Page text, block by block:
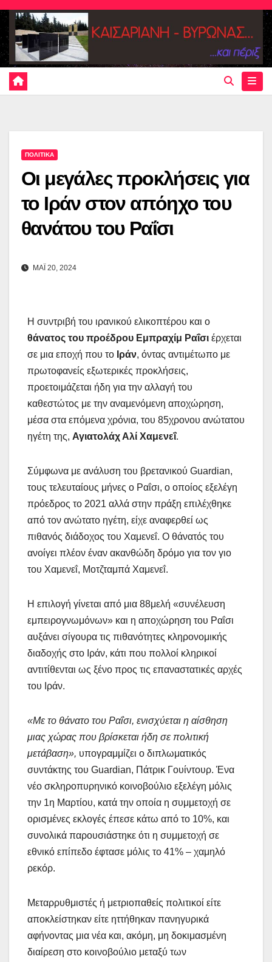
Skip
content
ΠΟΛΙΤΙΚΑ
Οι μεγάλες προκλήσεις για
το Ιράν στον απόηχο του
θανάτου του Ραΐσι
ΜΑΪ 20, 2024
Η συντριβή του ιρανικού ελικοπτέρου και ο
θάνατος του προέδρου Εμπραχίμ Ραΐσι έρχεται
σε μια εποχή που το Ιράν, όντας αντιμέτωπο με
πρωτοφανείς εξωτερικές προκλήσεις,
προετοιμάζεται ήδη για την αλλαγή του
καθεστώτος με την αναμενόμενη αποχώρηση,
μέσα στα επόμενα χρόνια, του 85χρονου ανώτατου
ηγέτη της, Αγιατολάχ Αλί Χαμενεΐ.
Σύμφωνα με ανάλυση του βρετανικού Guardian,
τους τελευταίους μήνες ο Ραΐσι, ο οποίος εξελέγη
πρόεδρος το 2021 αλλά στην πράξη επιλέχθηκε
από τον ανώτατο ηγέτη, είχε αναφερθεί ως
πιθανός διάδοχος του Χαμενεΐ. Ο θάνατός του
ανοίγει πλέον έναν ακανθώδη δρόμο για τον γιο
του Χαμενεΐ, Μοτζταμπά Χαμενεΐ.
Η επιλογή γίνεται από μια 88μελή «συνέλευση
εμπειρογνωμόνων» και η αποχώρηση του Ραΐσι
αυξάνει σίγουρα τις πιθανότητες κληρονομικής
διαδοχής στο Ιράν, κάτι που πολλοί κληρικοί
αντιτίθενται ως ξένο προς τις επαναστατικές αρχές
του Ιράν.
«Με το θάνατο του Ραΐσι, ενισχύεται η αίσθηση
μιας χώρας που βρίσκεται ήδη σε πολιτική
μετάβαση», υπογραμμίζει ο διπλωματικός
συντάκτης του Guardian, Πάτρικ Γουίντουρ. Ένα
νέο σκληροπυρηνικό κοινοβούλιο εξελέγη μόλις
την 1η Μαρτίου, κατά την οποία η συμμετοχή σε
ορισμένες εκλογές έπεσε κάτω από το 10%, και
συνολικά παρουσιάστηκε ότι η συμμετοχή σε
εθνικό επίπεδο έφτασε μόλις το 41% – χαμηλό
ρεκόρ.
Μεταρρυθμιστές ή μετριοπαθείς πολιτικοί είτε
αποκλείστηκαν είτε ηττήθηκαν πανηγυρικά
αφήνοντας μια νέα και, ακόμη, μη δοκιμασμένη
διαίρεση στο κοινοβούλιο μεταξύ των